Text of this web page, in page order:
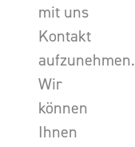
mit uns
Kontakt
aufzunehmen.
Wir
können
Ihnen